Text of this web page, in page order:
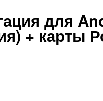
для
+ карты